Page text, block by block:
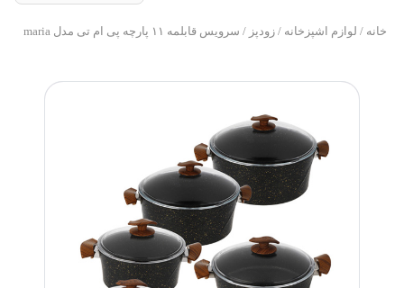
خانه/ لوازم اشپزخانه/ زودپز/ سرویس قابلمه ۱۱ پارچه پی ام تی مدل maria